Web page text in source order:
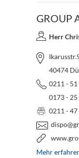
GROUP
Herr
40474
0211 - 51
0173 - 25
0211 - 47
Mehr